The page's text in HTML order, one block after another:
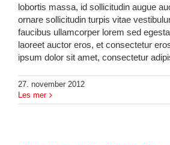
lobortis massa, id sollicitudin augue
ornare sollicitudin turpis vitae
faucibus ullamcorper lorem sed
laoreet auctor eros, et consectetur
ipsum dolor sit amet, consectetur
27. november 2012
Les mer